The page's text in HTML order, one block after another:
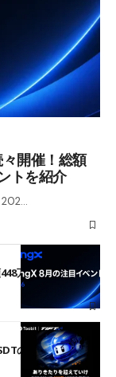
開催！総額
トを紹介
202…
万USDT超のAIバ
のレースとして復